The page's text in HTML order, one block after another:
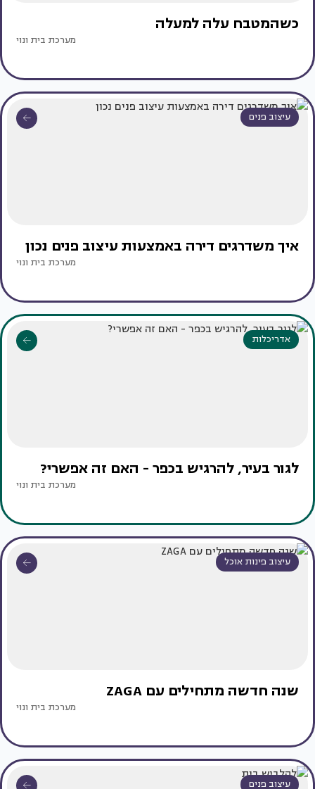
כשהמטבח עלה למעלה
מערכת בית ונוי
עיצוב פנים
איך משדרגים דירה באמצעות עיצוב פנים נכון
מערכת בית ונוי
אדריכלות
לגור בעיר, להרגיש בכפר - האם זה אפשרי?
מערכת בית ונוי
עיצוב פינות אוכל
שנה חדשה מתחילים עם ZAGA
מערכת בית ונוי
עיצוב פנים